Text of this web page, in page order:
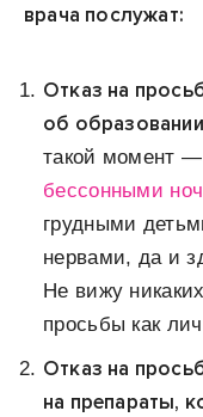
врача послужат:
Отказ на
об
такой момент
бессонными
грудными
нервами, да и
Не вижу
просьбы как
Отказ на
на препараты,